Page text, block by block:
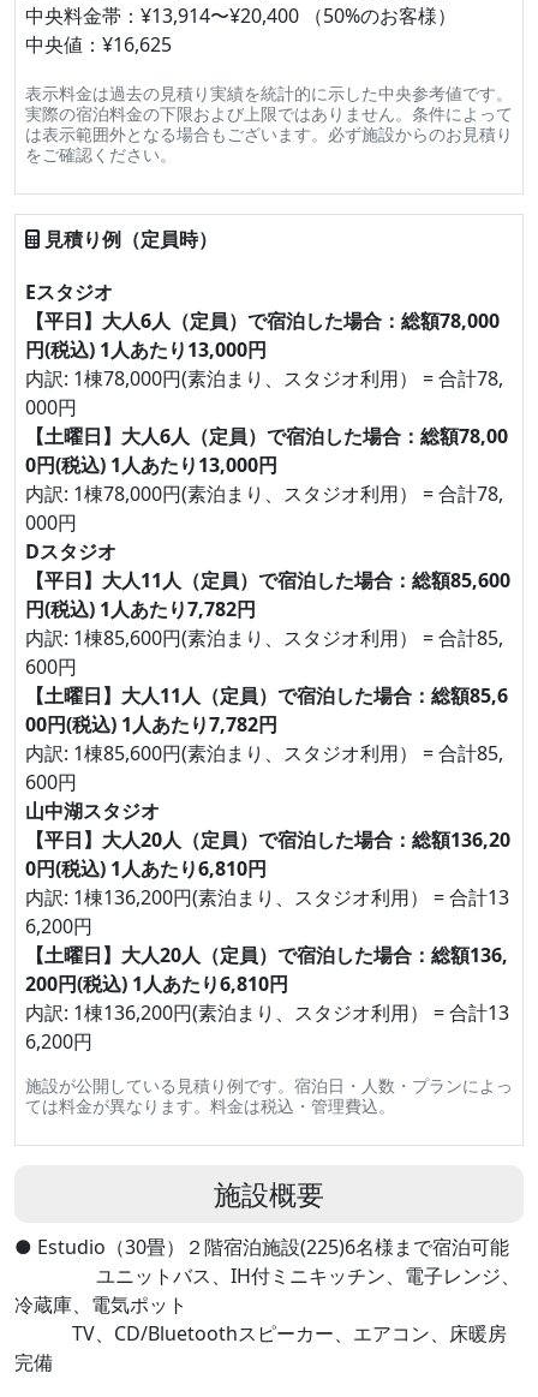
中央料金帯：¥13,914〜¥20,400 （50%のお客様）
中央値：¥16,625
表示料金は過去の見積り実績を統計的に示した中央参考値です。
実際の宿泊料金の下限および上限ではありません。条件によって
は表示範囲外となる場合もございます。必ず施設からのお見積り
をご確認ください。
見積り例（定員時）
Eスタジオ
【平日】大人6人（定員）で宿泊した場合：総額78,000
円(税込) 1人あたり13,000円
内訳: 1棟78,000円(素泊まり、スタジオ利用） = 合計78,
000円
【土曜日】大人6人（定員）で宿泊した場合：総額78,00
0円(税込) 1人あたり13,000円
内訳: 1棟78,000円(素泊まり、スタジオ利用） = 合計78,
000円
Dスタジオ
【平日】大人11人（定員）で宿泊した場合：総額85,600
円(税込) 1人あたり7,782円
内訳: 1棟85,600円(素泊まり、スタジオ利用） = 合計85,
600円
【土曜日】大人11人（定員）で宿泊した場合：総額85,6
00円(税込) 1人あたり7,782円
内訳: 1棟85,600円(素泊まり、スタジオ利用） = 合計85,
600円
山中湖スタジオ
【平日】大人20人（定員）で宿泊した場合：総額136,20
0円(税込) 1人あたり6,810円
内訳: 1棟136,200円(素泊まり、スタジオ利用） = 合計13
6,200円
【土曜日】大人20人（定員）で宿泊した場合：総額136,
200円(税込) 1人あたり6,810円
内訳: 1棟136,200円(素泊まり、スタジオ利用） = 合計13
6,200円
施設が公開している見積り例です。宿泊日・人数・プランによっ
ては料金が異なります。料金は税込・管理費込。
施設概要
● Estudio（30畳）２階宿泊施設(225)6名様まで宿泊可能
ユニットバス、IH付ミニキッチン、電子レンジ、
冷蔵庫、電気ポット
TV、CD/Bluetoothスピーカー、エアコン、床暖房
完備